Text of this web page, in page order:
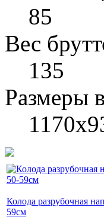
85
Вес
135
Размеры
Колода разрубочная
59см